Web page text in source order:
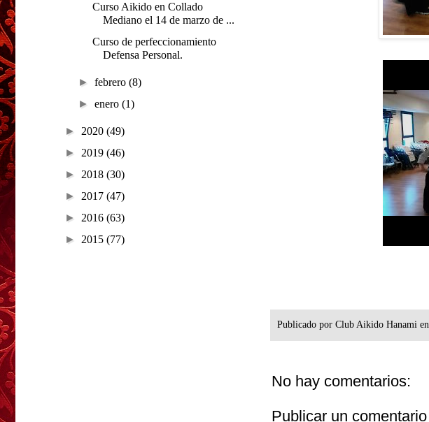
Publicado por Club Aikido Hanami en
No hay comentarios:
Publicar un comentario
Curso Aikido en Collado
Mediano el 14 de marzo de ...
Curso de perfeccionamiento
Defensa Personal.
►febrero(8)
►enero(1)
► 2020 (49)
► 2019 (46)
► 2018 (30)
► 2017 (47)
► 2016 (63)
► 2015 (77)